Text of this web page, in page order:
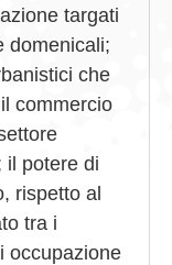
targati
domenicali;
che
commercio
il potere di
rispetto al
tra i
occupazione